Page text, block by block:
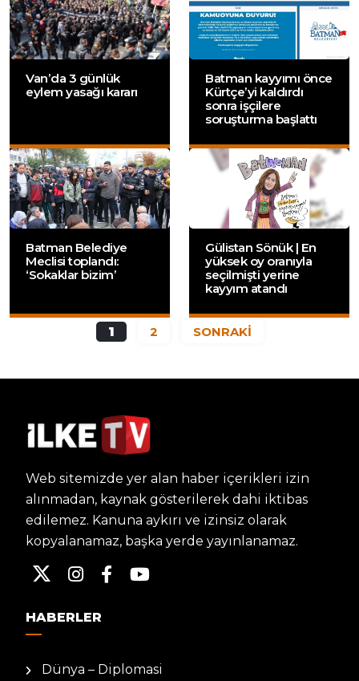
Van’da 3 günlük
eylem yasağı kararı
Batman kayyımı önce
Kürtçe’yi kaldırdı
sonra işçilere
soruşturma başlattı
Batman Belediye
Meclisi toplandı:
‘Sokaklar bizim’
Gülistan Sönük | En
yüksek oy oranıyla
seçilmişti yerine
kayyım atandı
1 2 SONRAKİ
Web sitemizde yer alan haber içerikleri izin
alınmadan, kaynak gösterilerek dahi iktibas
edilemez. Kanuna aykırı ve izinsiz olarak
kopyalanamaz, başka yerde yayınlanamaz.
HABERLER
Dünya – Diplomasi